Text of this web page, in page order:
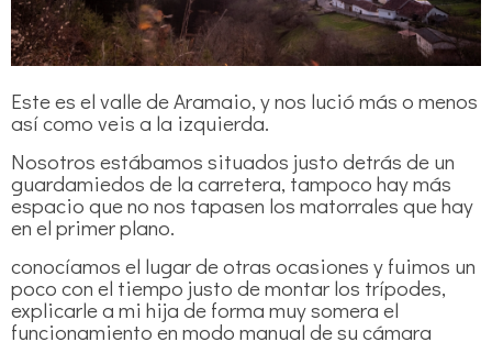
Este es el valle de Aramaio, y nos lució más o menos
así como veis a la izquierda.
Nosotros estábamos situados justo detrás de un
guardamiedos de la carretera, tampoco hay más
espacio que no nos tapasen los matorrales que hay
en el primer plano.
conocíamos el lugar de otras ocasiones y fuimos un
poco con el tiempo justo de montar los trípodes,
explicarle a mi hija de forma muy somera el
funcionamiento en modo manual de su cámara